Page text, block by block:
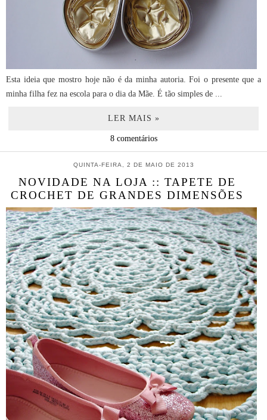
Esta ideia que mostro hoje não é da minha autoria. Foi o presente que a
minha filha fez na escola para o dia da Mãe. É tão simples de ...
LER MAIS »
8 comentários
QUINTA-FEIRA, 2 DE MAIO DE 2013
NOVIDADE NA LOJA :: TAPETE DE
CROCHET DE GRANDES DIMENSÕES